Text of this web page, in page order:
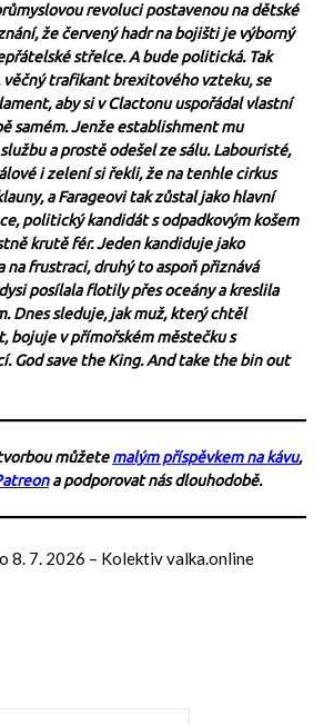
revoluci postavenou na dětské
že červený hadr na bojišti je výborný
střelce. A bude politická. Tak
věčný trafikant brexitového vzteku, se
aby si v Clactonu uspořádal vlastní
samém. Jenže establishment mu
a prostě odešel ze sálu. Labouristé,
i zelení si řekli, že na tenhle cirkus
a Farageovi tak zůstal jako hlavní
politický kandidát s odpadkovým košem
krutě fér. Jeden kandiduje jako
na frustraci, druhý to aspoň přiznává
posílala flotily přes oceány a kreslila
Dnes sleduje, jak muž, který chtěl
bojuje v přímořském městečku s
God save the King. And take the bin out
můžetemalým příspěvkem na kávu,
a podporovat nás dlouhodobě.
8. 7. 2026 – Kolektiv valka.online